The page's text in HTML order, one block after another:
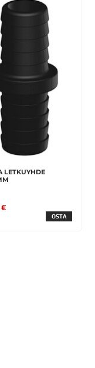
LETKUYHDE
OSTA